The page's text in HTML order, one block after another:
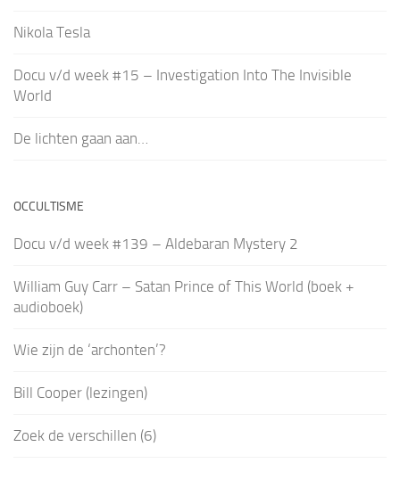
Nikola Tesla
Docu v/d week #15 – Investigation Into The Invisible
World
De lichten gaan aan…
OCCULTISME
Docu v/d week #139 – Aldebaran Mystery 2
William Guy Carr – Satan Prince of This World (boek +
audioboek)
Wie zijn de ‘archonten’?
Bill Cooper (lezingen)
Zoek de verschillen (6)